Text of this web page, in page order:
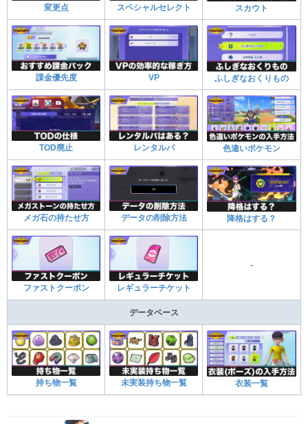
変更点 スペシャルセレクト スカウト
課金優先度 VP ふしぎなおくりもの
TOD廃止 レンタルパ 色違いポケモン
メガ石の持たせ方 データの削除方法 降格はする？
ファストクーポン レギュラーチケット
-
データベース
持ち物一覧 未実装持ち物一覧 衣装一覧